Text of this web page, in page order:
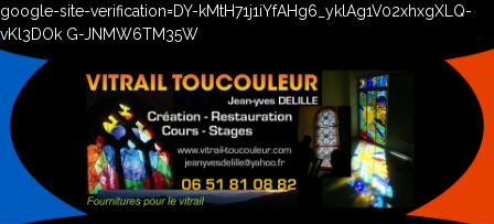
google-site-verification=DY-kMtH71j1iYfAHg6_yklAg1V02xhxgXLQ-
vKl3DOk G-JNMW6TM35W